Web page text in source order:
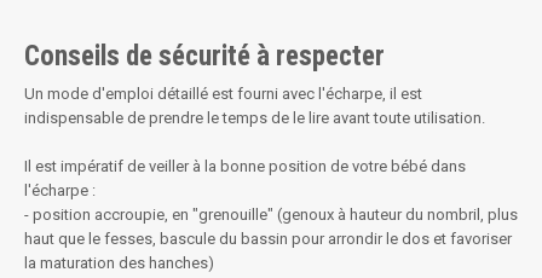
Conseils de sécurité à respecter
Un mode d'emploi détaillé est fourni avec l'écharpe, il est
indispensable de prendre le temps de le lire avant toute utilisation.
Il est impératif de veiller à la bonne position de votre bébé dans
l'écharpe :
- position accroupie, en "grenouille" (genoux à hauteur du nombril, plus
haut que le fesses, bascule du bassin pour arrondir le dos et favoriser
la maturation des hanches)